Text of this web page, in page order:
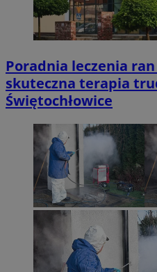
Poradnia leczenia
skuteczna terapia
Świętochłowice